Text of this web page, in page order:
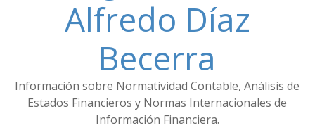
Alfredo Díaz
Becerra
Información sobre Normatividad Contable, Análisis de
Estados Financieros y Normas Internacionales de
Información Financiera.